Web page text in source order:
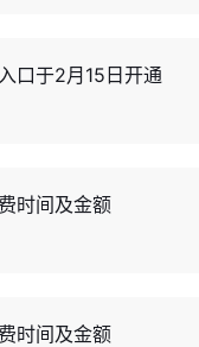
口于2月15日开通
时间及金额
时间及金额